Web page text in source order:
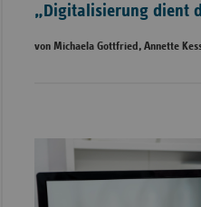
„Digitalisierung dient
von Michaela Gottfried, Annette